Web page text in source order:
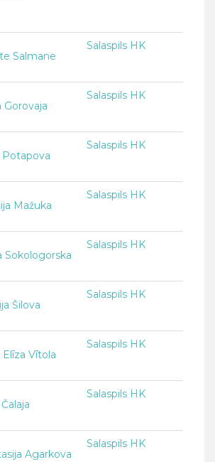
Salmane
Salaspils HK
Gorovaja
Salaspils HK
Potapova
Salaspils HK
Mažuka
Salaspils HK
Sokologorska
Salaspils HK
Šilova
Salaspils HK
Elīza Vītola
Salaspils HK
Salaspils HK
Agarkova
Salaspils HK